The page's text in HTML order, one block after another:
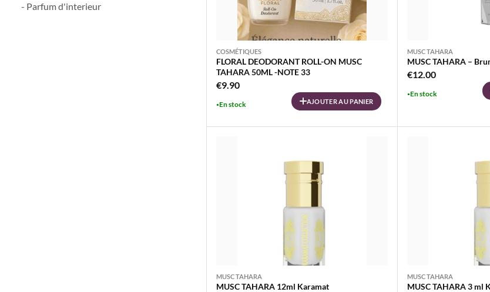
- Parfum d'interieur
COSMÉTIQUES
FLORAL DEODORANT ROLL-ON MUSC
TAHARA 50ML -NOTE 33
€9.90
En stock AJOUTER AU PANIER
MUSC TAHARA
MUSC TAHARA –
€12.00
En stock
MUSC TAHARA
MUSC TAHARA 12ml Karamat
MUSC TAHARA
MUSC TAHARA 3 ml